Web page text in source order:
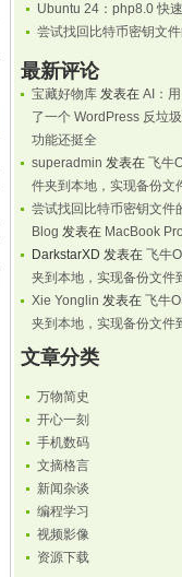
Ubuntu 24：php8.0 快
尝试找回比特币密钥文
最新评论
宝藏好物库 发表在 AI：
了一个 WordPress 反垃
功能还挺全
superadmin 发表在 飞牛
件夹到本地，实现备份文
尝试找回比特币密钥文件
Blog 发表在 MacBook
DarkstarXD 发表在 飞牛
夹到本地，实现备份文件
Xie Yonglin 发表在 飞牛
夹到本地，实现备份文件
文章分类
万物简史
开心一刻
手机数码
文摘格言
新闻杂谈
编程学习
视频影像
资源下载